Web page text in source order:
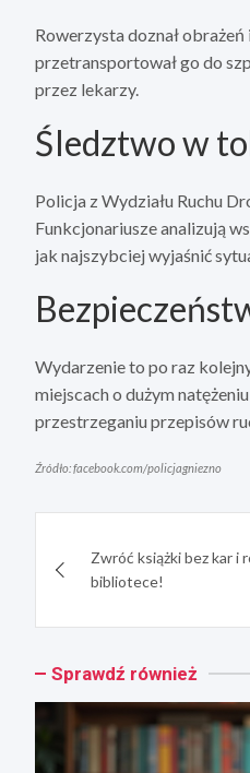
Rowerzysta doznał
przetransportował go do
przez lekarzy.
Śledztwo w
Policja z Wydziału Ruchu
Funkcjonariusze analizują
jak najszybciej wyjaśnić
Wydarzenie to po raz
miejscach o dużym
przestrzeganiu przepisów
Źródło: facebook.com/policjagniezno
wpisuZwróć książki bez kar i
bibliotece!
Sprawdź również